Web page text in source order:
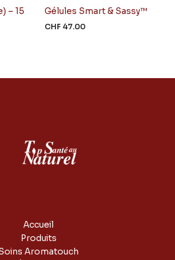
– 15
Gélules Smart & Sassy™
CHF 47.00
Accueil
Produits
Aromatouch